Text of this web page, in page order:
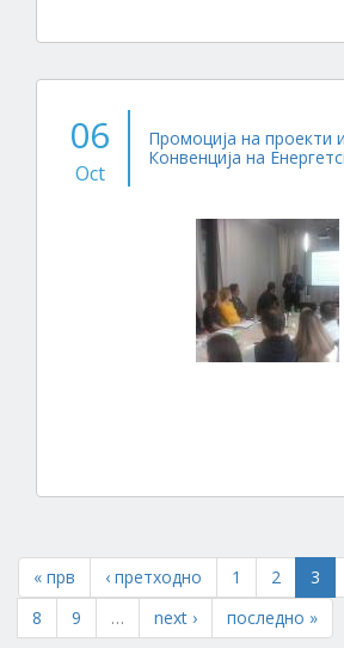
06
Oct
Промоција на проекти
Конвенција на
« прв ‹ претходно 1 2 3
8
9 … next › последно »